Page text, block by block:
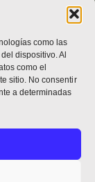
como las
dispositivo. Al
como el
sitio. No consentir
a determinadas